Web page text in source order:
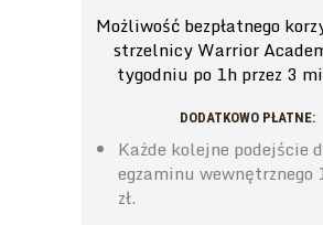
Możliwość bezpłatnego
strzelnicy Warrior
tygodniu po 1h przez 3
DODATKOWO PŁATNE:
Każde kolejne podejście
egzaminu wewnętrznego
zł.